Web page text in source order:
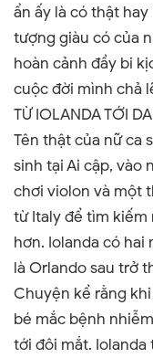
ẩn ấy là có thật
tượng giàu có của
hoàn cảnh đầy bi
cuộc đời mình chả
TỪ IOLANDA TỚI
Tên thật của nữ ca
sinh tại Ai cập, vào
chơi violon và một
từ Italy để tìm kiếm
hơn. Iolanda có hai
là Orlando sau trở
Chuyện kể rằng
bé mắc bệnh
tới đôi mắt. Iolanda